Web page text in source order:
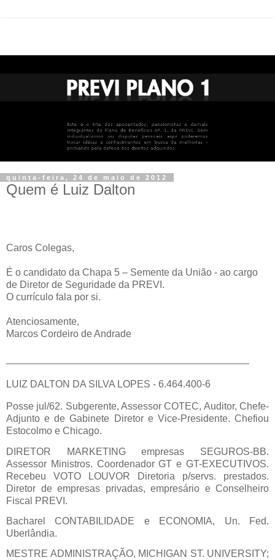
quinta-feira, 24 de maio de 2012
Quem é Luiz Dalton
Caros Colegas,
É o candidato da Chapa 5 – Semente da União - ao cargo
de Diretor de Seguridade da PREVI.
O currículo fala por si.
Atenciosamente,
Marcos Cordeiro de Andrade
LUIZ DALTON DA SILVA LOPES - 6.464.400-6
Posse jul/62. Subgerente, Assessor COTEC, Auditor, Chefe-
Adjunto e de Gabinete Diretor e Vice-Presidente. Chefiou
Estocolmo e Chicago.
DIRETOR MARKETING empresas SEGUROS-BB.
Assessor Ministros. Coordenador GT e GT-EXECUTIVOS.
Recebeu VOTO LOUVOR Diretoria p/servs. prestados.
Diretor de empresas privadas, empresário e Conselheiro
Fiscal PREVI.
Bacharel CONTABILIDADE e ECONOMIA, Un. Fed.
Uberlândia.
MESTRE ADMINISTRAÇÃO, MICHIGAN ST. UNIVERSITY;